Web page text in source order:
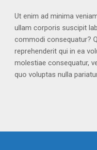
Ut enim ad minima
ullam corporis suscipit
commodi consequatur?
reprehenderit qui in ea
molestiae consequatur,
quo voluptas nulla